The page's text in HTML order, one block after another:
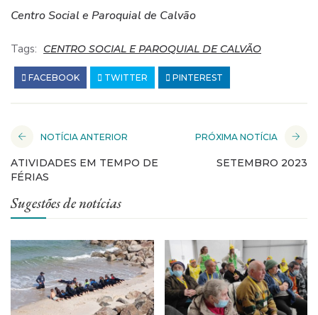
Centro Social e Paroquial de Calvão
Tags: CENTRO SOCIAL E PAROQUIAL DE CALVÃO
FACEBOOK TWITTER PINTEREST
NOTÍCIA ANTERIOR
ATIVIDADES EM TEMPO DE
FÉRIAS
PRÓXIMA NOTÍCIA
SETEMBRO 2023
Sugestões de notícias